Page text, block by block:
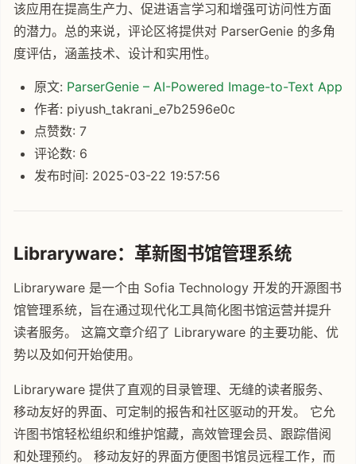
该应用在提高生产力、促进语言学习和增强可访问性方面
的潜力。总的来说，评论区将提供对 ParserGenie 的多角
度评估，涵盖技术、设计和实用性。
原文: ParserGenie – AI-Powered Image-to-Text App
作者: piyush_takrani_e7b2596e0c
点赞数: 7
评论数: 6
发布时间: 2025-03-22 19:57:56
Libraryware：革新图书馆管理系统
Libraryware 是一个由 Sofia Technology 开发的开源图书
馆管理系统，旨在通过现代化工具简化图书馆运营并提升
读者服务。 这篇文章介绍了 Libraryware 的主要功能、优
势以及如何开始使用。
Libraryware 提供了直观的目录管理、无缝的读者服务、
移动友好的界面、可定制的报告和社区驱动的开发。 它允
许图书馆轻松组织和维护馆藏，高效管理会员、跟踪借阅
和处理预约。 移动友好的界面方便图书馆员远程工作，而